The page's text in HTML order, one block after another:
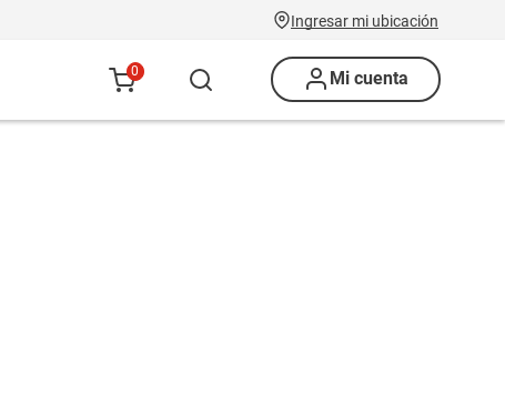
Ingresar mi ubicación
0 Mi cuenta